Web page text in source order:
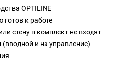
OPTILINE
готов к работе
стену в комплект не входят
и на управление)